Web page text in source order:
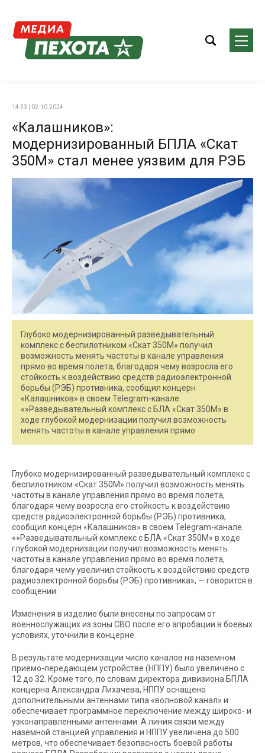
14:53 | 02-10-2024
«Калашников»:
модернизированный БПЛА «Скат
350М» стал менее уязвим для РЭБ
Глубоко модернизированный разведывательный
комплекс с беспилотником «Скат 350М» получил
возможность менять частоты в канале управления
прямо во время полета, благодаря чему возросла его
стойкость к воздействию средств радиоэлектронной
борьбы (РЭБ) противника, сообщил концерн
«Калашников» в своем Telegram-канале.
«»Разведывательный комплекс с БЛА «Скат 350М» в
ходе глубокой модернизации получил возможность
менять частоты в канале управления прямо
Глубоко модернизированный разведывательный комплекс с
беспилотником «Скат 350М» получил возможность менять
частоты в канале управления прямо во время полета,
благодаря чему возросла его стойкость к воздействию
средств радиоэлектронной борьбы (РЭБ) противника,
сообщил концерн «Калашников» в своем Telegram-канале.
«»Разведывательный комплекс с БЛА «Скат 350М» в ходе
глубокой модернизации получил возможность менять
частоты в канале управления прямо во время полета,
благодаря чему увеличил стойкость к воздействию средств
радиоэлектронной борьбы (РЭБ) противника», — говорится в
сообщении.
Изменения в изделие были внесены по запросам от
военнослужащих из зоны СВО после его апробации в боевых
условиях, уточнили в концерне.
В результате модернизации число каналов на наземном
приемо-передающем устройстве (НППУ) было увеличено с
12 до 32. Кроме того, по словам директора дивизиона БПЛА
концерна Александра Лихачева, НППУ оснащено
дополнительными антеннами типа «волновой канал» и
обеспечивает программное переключение между широко- и
узконаправленными антеннами. А линия связи между
наземной станцией управления и НППУ увеличена до 500
метров, что обеспечивает безопасность боевой работы